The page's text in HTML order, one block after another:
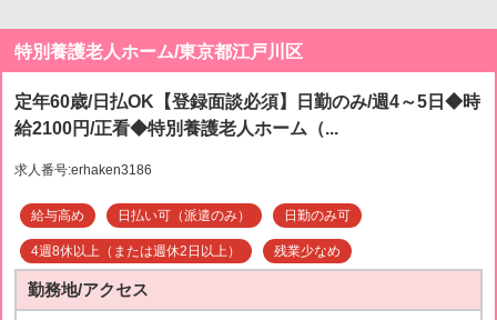
特別養護老人ホーム/東京都江戸川区
定年60歳/日払OK【登録面談必須】日勤のみ/週4～5日◆時
給2100円/正看◆特別養護老人ホーム（...
求人番号:erhaken3186
給与高め 日払い可（派遣のみ） 日勤のみ可
4週8休以上（または週休2日以上） 残業少なめ
勤務地/アクセス